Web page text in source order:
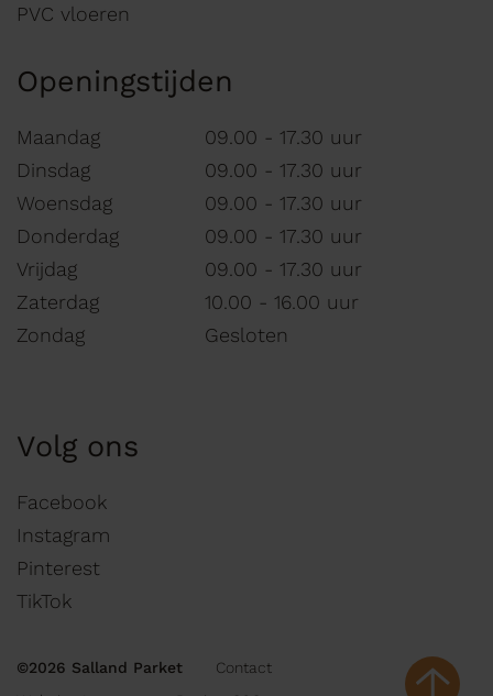
PVC vloeren
Openingstijden
Maandag
09.00 - 17.30 uur
Dinsdag
09.00 - 17.30 uur
Woensdag
09.00 - 17.30 uur
Donderdag
09.00 - 17.30 uur
Vrijdag
09.00 - 17.30 uur
Zaterdag
10.00 - 16.00 uur
Zondag
Gesloten
Volg ons
Facebook
Instagram
Pinterest
TikTok
©2026 Salland Parket
Contact